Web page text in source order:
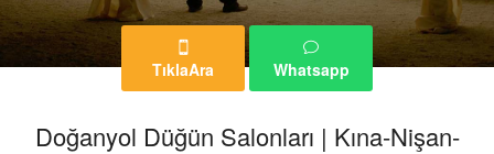
TıklaAra Whatsapp
Doğanyol Düğün Salonları | Kına-Nişan-